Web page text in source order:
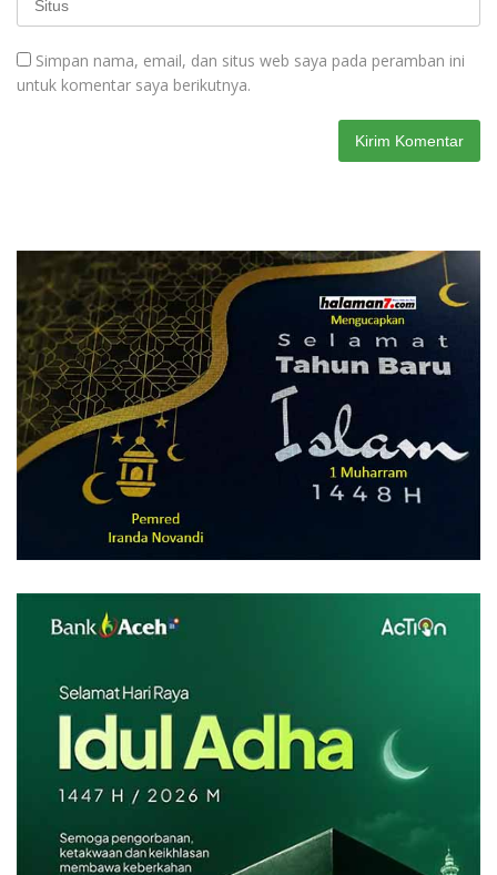
Simpan nama, email, dan situs web saya pada peramban ini
untuk komentar saya berikutnya.